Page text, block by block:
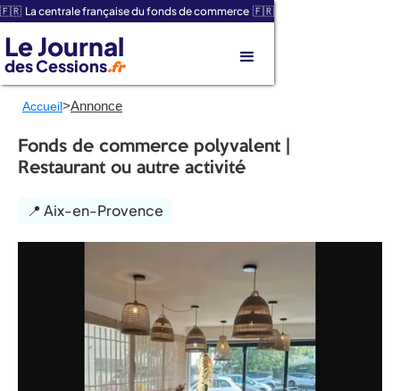
🇫🇷 La centrale française du fonds de commerce 🇫🇷
Le Journal
des Cessions.fr
Accueil>Annonce
Fonds de commerce polyvalent |
Restaurant ou autre activité
📍 Aix-en-Provence